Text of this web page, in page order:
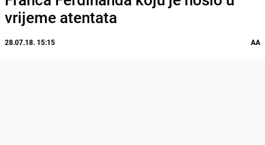
vrijeme atentata
28.07.18. 15:15 AA